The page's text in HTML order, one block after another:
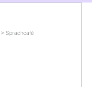
> Sprachcafé